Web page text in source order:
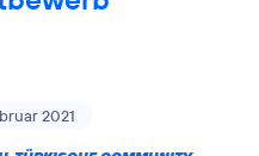
2021